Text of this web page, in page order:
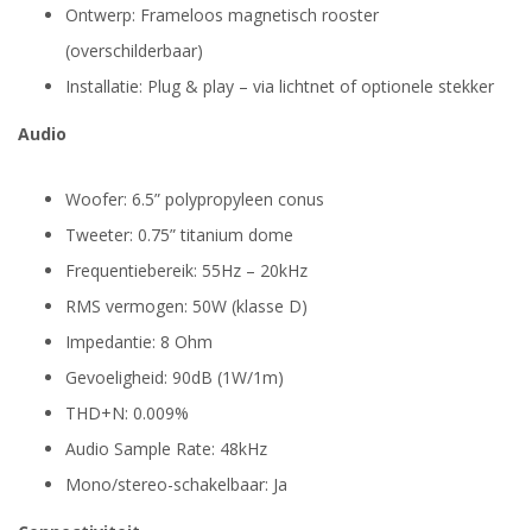
Ontwerp: Frameloos magnetisch rooster
(overschilderbaar)
Installatie: Plug & play – via lichtnet of optionele stekker
Audio
Woofer: 6.5” polypropyleen conus
Tweeter: 0.75” titanium dome
Frequentiebereik: 55Hz – 20kHz
RMS vermogen: 50W (klasse D)
Impedantie: 8 Ohm
Gevoeligheid: 90dB (1W/1m)
THD+N: 0.009%
Audio Sample Rate: 48kHz
Mono/stereo-schakelbaar: Ja